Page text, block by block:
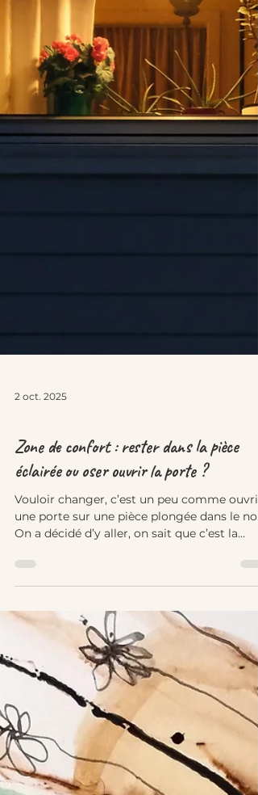
Carnet de bord d’une art-thérapeute
Zone de confort : rester dans la pièce
éclairée ou oser ouvrir la porte ?
Vouloir changer, c’est un peu comme ouvrir
On a décidé d’y aller, on sait que c’est la
prochaine étape… On ouvre la porte et il y a
noir, t’es sûre ? On peut y aller demain, oui
demain c’est bien”. Mais demain, ce sera la
même porte avec le même noir…La pièce d’à
côté est tellement plus éclairée, rassurante,
pourquoi aller dans le noir, j’ai de ses idées
quand même ! Bon, je vais me f